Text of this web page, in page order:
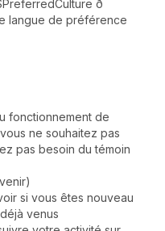
ð
langue de préférence
fonctionnement de
ne souhaitez pas
pas besoin du témoin
si vous êtes nouveau
venus